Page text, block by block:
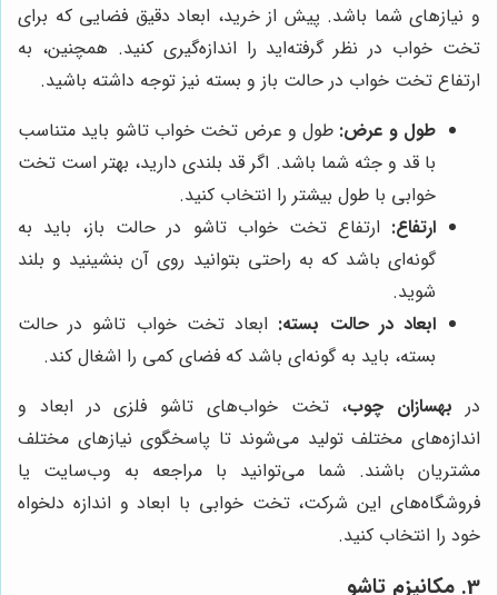
و نیازهای شما باشد. پیش از خرید، ابعاد دقیق فضایی که برای
تخت خواب در نظر گرفته‌اید را اندازه‌گیری کنید. همچنین، به
ارتفاع تخت خواب در حالت باز و بسته نیز توجه داشته باشید.
طول و عرض: طول و عرض تخت خواب تاشو باید متناسب
با قد و جثه شما باشد. اگر قد بلندی دارید، بهتر است تخت
خوابی با طول بیشتر را انتخاب کنید.
ارتفاع: ارتفاع تخت خواب تاشو در حالت باز، باید به
گونه‌ای باشد که به راحتی بتوانید روی آن بنشینید و بلند
شوید.
ابعاد در حالت بسته: ابعاد تخت خواب تاشو در حالت
بسته، باید به گونه‌ای باشد که فضای کمی را اشغال کند.
در بهسازان چوب، تخت خواب‌های تاشو فلزی در ابعاد و
اندازه‌های مختلف تولید می‌شوند تا پاسخگوی نیازهای مختلف
مشتریان باشند. شما می‌توانید با مراجعه به وب‌سایت یا
فروشگاه‌های این شرکت، تخت خوابی با ابعاد و اندازه دلخواه
خود را انتخاب کنید.
3. مکانیزم تاشو